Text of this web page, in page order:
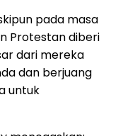
pada masa
Protestan diberi
dari mereka
dan berjuang
untuk